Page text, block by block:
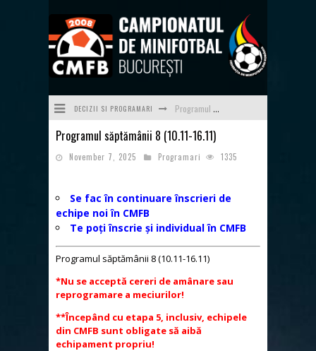
DECIZII SI PROGRAMARI Programul săptămânii 23/24 (08.06-14.06)
Programul săptămânii 22/24 (01.06-07.06)
Programul săptămânii 20/24 (18.05-24.05)
Programul săptămânii 24/24 (15.06-21.06) - ultima a sezonului 2025-2026
Programul săptămânii 8 (10.11-16.11)
November 7, 2025 Programari 1335
Se fac în continuare înscrieri de
echipe noi în CMFB
Te poți înscrie și individual în CMFB
Programul săptămânii 8 (10.11-16.11)
*Nu se acceptă cereri de amânare sau
reprogramare a meciurilor!
**Începând cu etapa 5, inclusiv, echipele
din CMFB sunt obligate să aibă
echipament propriu!